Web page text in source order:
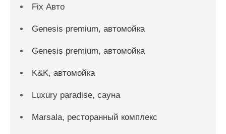
Fix Авто
Genesis premium, автомойка
Genesis premium, автомойка
K&K, автомойка
Luxury paradise, сауна
Marsala, ресторанный комплекс